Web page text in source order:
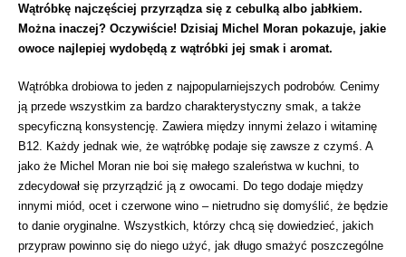
Wątróbkę najczęściej przyrządza się z cebulką albo jabłkiem.
Można inaczej? Oczywiście! Dzisiaj Michel Moran pokazuje, jakie
owoce najlepiej wydobędą z wątróbki jej smak i aromat.
Wątróbka drobiowa to jeden z najpopularniejszych podrobów. Cenimy
ją przede wszystkim za bardzo charakterystyczny smak, a także
specyficzną konsystencję. Zawiera między innymi żelazo i witaminę
B12. Każdy jednak wie, że wątróbkę podaje się zawsze z czymś. A
jako że Michel Moran nie boi się małego szaleństwa w kuchni, to
zdecydował się przyrządzić ją z owocami. Do tego dodaje między
innymi miód, ocet i czerwone wino – nietrudno się domyślić, że będzie
to danie oryginalne. Wszystkich, którzy chcą się dowiedzieć, jakich
przypraw powinno się do niego użyć, jak długo smażyć poszczególne